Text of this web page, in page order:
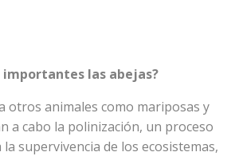
importantes las abejas?
otros animales como mariposas y
a cabo la polinización, un proceso
supervivencia de los ecosistemas,